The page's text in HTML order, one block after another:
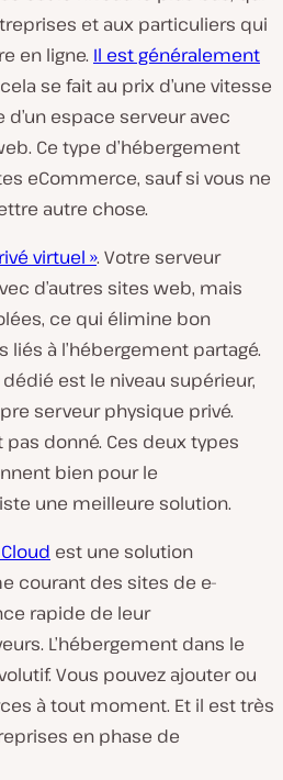
et aux particuliers qui
en ligne. Il est généralement
se fait au prix d’une vitesse
espace serveur avec
Ce type d’hébergement
eCommerce, sauf si vous ne
autre chose.
virtuel ». Votre serveur
d’autres sites web, mais
ce qui élimine bon
à l’hébergement partagé.
est le niveau supérieur,
serveur physique privé.
pas donné. Ces deux types
bien pour le
une meilleure solution.
est une solution
courant des sites de e-
rapide de leur
L’hébergement dans le
Vous pouvez ajouter ou
à tout moment. Et il est très
en phase de